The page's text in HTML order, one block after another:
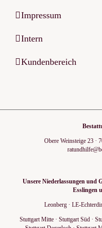
Impressum
Intern
Kundenbereich
Obere Weinsteige 23·
Unsere Niederlassungen und
Esslingen
Leonberg · LE-
Stuttgart Mitte· Stuttgart Süd·